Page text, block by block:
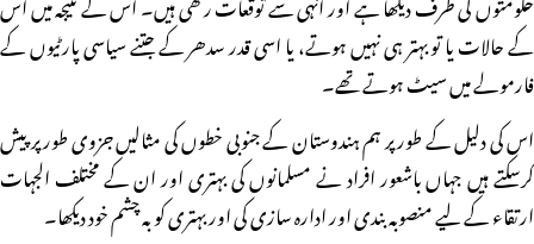
کے حالات یا تو بہتر ہی نہیں ہوتے، یا اسی قدر سدھر کے جتنے سیاسی پارٹیوں کے
فارمولے میں سیٹ ہوتے تھے۔
اس کی دلیل کے طور پر ہم ہندوستان کے جنوبی خطوں کی مثالیں جزوی طور پر پیش
کرسکتے ہیں جہاں باشعور افراد نے مسلمانوں کی بہتری اور ان کے مختلف الجہات
ارتقاء کے لیے منصوبہ بندی اور ادارہ سازی کی اور بہتری کو بہ چشم خود دیکھا۔